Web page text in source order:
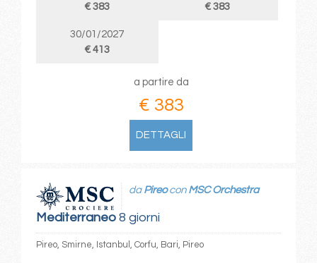
€ 383
€ 383
30/01/2027
€ 413
a partire da
€ 383
DETTAGLI
Mediterraneo8 giorni
da Pireocon MSC Orchestra
Pireo, Smirne, Istanbul, Corfu, Bari, Pireo